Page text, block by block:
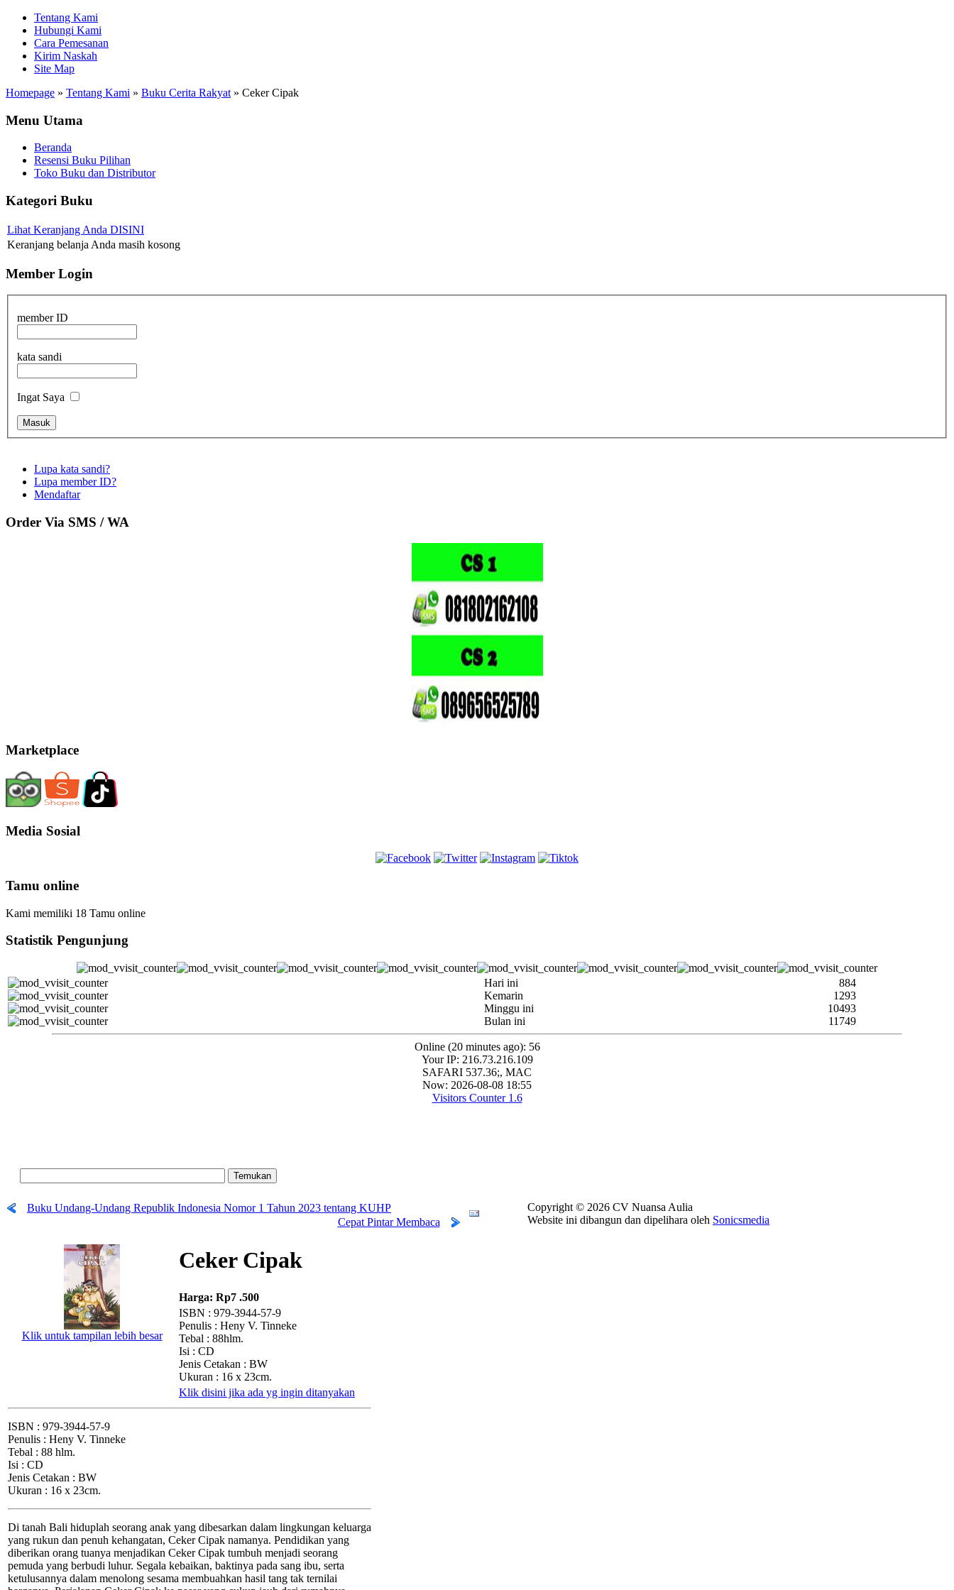
Tentang Kami
Hubungi Kami
Cara Pemesanan
Kirim Naskah
Site Map
Homepage » Tentang Kami » Buku Cerita Rakyat » Ceker Cipak
Menu Utama
Beranda
Resensi Buku Pilihan
Toko Buku dan Distributor
Kategori Buku
Lihat Keranjang Anda DISINI
Keranjang belanja Anda masih kosong
Member Login
member ID
kata sandi
Ingat Saya
Lupa kata sandi?
Lupa member ID?
Mendaftar
Order Via SMS / WA
Marketplace
Media Sosial
Tamu online
Kami memiliki 18 Tamu online
Statistik Pengunjung
Hari ini
884
Kemarin
1293
Minggu ini
10493
Bulan ini
11749
Online (20 minutes ago): 56
Your IP: 216.73.216.109
SAFARI 537.36;, MAC
Now: 2026-08-08 18:55
Visitors Counter 1.6
Buku Undang-Undang Republik Indonesia Nomor 1 Tahun 2023 tentang KUHP
Cepat Pintar Membaca
Klik untuk tampilan lebih besar
Ceker Cipak
Harga: Rp7 .500
ISBN : 979-3944-57-9
Penulis : Heny V. Tinneke
Tebal : 88hlm.
Isi : CD
Jenis Cetakan : BW
Ukuran : 16 x 23cm.
Klik disini jika ada yg ingin ditanyakan
ISBN : 979-3944-57-9
Penulis : Heny V. Tinneke
Tebal : 88 hlm.
Isi : CD
Jenis Cetakan : BW
Ukuran : 16 x 23cm.
Di tanah Bali hiduplah seorang anak yang dibesarkan dalam lingkungan keluarga
yang rukun dan penuh kehangatan, Ceker Cipak namanya. Pendidikan yang
diberikan orang tuanya menjadikan Ceker Cipak tumbuh menjadi seorang
pemuda yang berbudi luhur. Segala kebaikan, baktinya pada sang ibu, serta
ketulusannya dalam menolong sesama membuahkan hasil tang tak ternilai
Copyright © 2026 CV Nuansa Aulia
Website ini dibangun dan dipelihara oleh Sonicsmedia